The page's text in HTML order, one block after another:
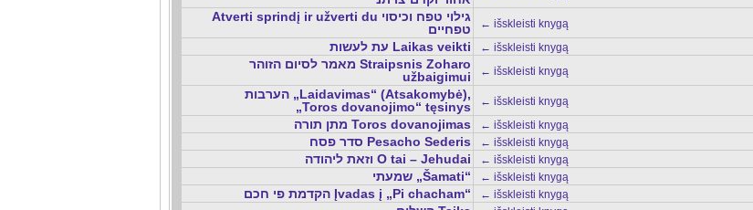
Atverti sprindį ir užverti du גילוי טפח וכיסוי
טפחיים
← išskleisti knygą
עת לעשות Laikas veikti ← išskleisti knygą
מאמר לסיום הזוהר Straipsnis Zoharo
užbaigimui
← išskleisti knygą
הערבות „Laidavimas“ (Atsakomybė),
„Toros dovanojimo“ tęsinys
← išskleisti knygą
מתן תורה Toros dovanojimas ← išskleisti knygą
סדר פסח Pesacho Sederis ← išskleisti knygą
וזאת ליהודה O tai – Jehudai ← išskleisti knygą
שמעתי „Šamati“ ← išskleisti knygą
הקדמת פי חכם Įvadas į „Pi chacham“ ← išskleisti knygą